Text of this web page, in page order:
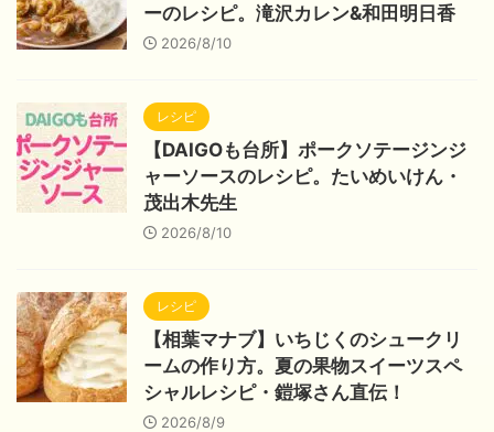
ーのレシピ。滝沢カレン&和田明日香
2026/8/10
レシピ
【DAIGOも台所】ポークソテージンジ
ャーソースのレシピ。たいめいけん・
茂出木先生
2026/8/10
レシピ
【相葉マナブ】いちじくのシュークリ
ームの作り方。夏の果物スイーツスペ
シャルレシピ・鎧塚さん直伝！
2026/8/9